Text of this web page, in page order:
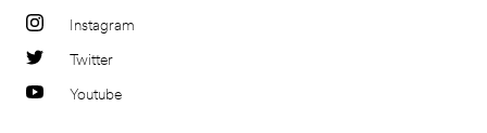
Instagram
Twitter
Youtube